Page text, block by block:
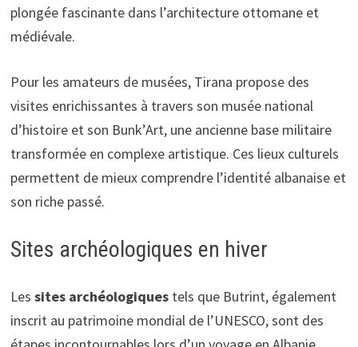
plongée fascinante dans l’architecture ottomane et
médiévale.
Pour les amateurs de musées, Tirana propose des
visites enrichissantes à travers son musée national
d’histoire et son Bunk’Art, une ancienne base militaire
transformée en complexe artistique. Ces lieux culturels
permettent de mieux comprendre l’identité albanaise et
son riche passé.
Sites archéologiques en hiver
Les sites archéologiquestels que Butrint, également
inscrit au patrimoine mondial de l’UNESCO, sont des